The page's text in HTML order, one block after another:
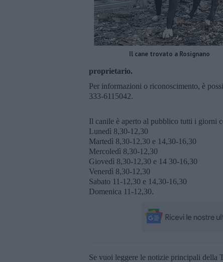
Il cane trovato a Rosignano
proprietario.
Per informazioni o riconoscimento, è
333-6115042.
Il canile è aperto al pubblico tutti i giorni
Lunedì 8,30-12,30
Martedì 8,30-12,30 e 14,30-16,30
Mercoledì 8,30-12,30
Giovedì 8,30-12,30 e 14 30-16,30
Venerdì 8,30-12,30
Sabato 11-12,30 e 14,30-16,30
Domenica 11-12,30.
Se vuoi leggere le notizie principali della